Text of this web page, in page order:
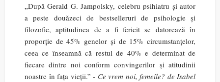
„După Gerald G. Jampolsky, celebru psihiatru și autor
a peste douăzeci de bestselleruri de psihologie și
filozofie, aptitudinea de a fi fericit se datorează în
proporție de 45% genelor și de 15% circumstanțelor,
ceea ce înseamnă că restul de 40% e determinat de
fiecare dintre noi conform convingerilor și atitudinii
noastre în fața vieții.” - Ce vrem noi, femeile? de Isabel